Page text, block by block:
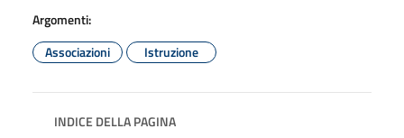
Argomenti:
Associazioni
Istruzione
INDICE DELLA PAGINA